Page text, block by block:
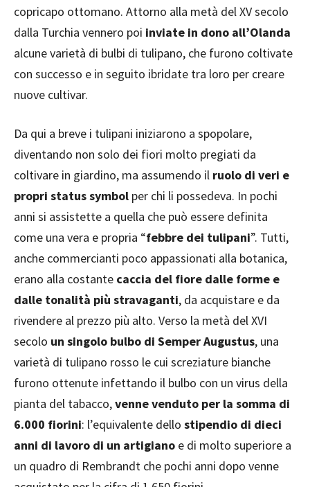
copricapo ottomano. Attorno alla metà del XV secolo
dalla Turchia vennero poi inviate in dono all’Olanda
alcune varietà di bulbi di tulipano, che furono coltivate
con successo e in seguito ibridate tra loro per creare
nuove cultivar.
Da qui a breve i tulipani iniziarono a spopolare,
diventando non solo dei fiori molto pregiati da
coltivare in giardino, ma assumendo il ruolo di veri e
propri status symbol per chi li possedeva. In pochi
anni si assistette a quella che può essere definita
come una vera e propria “febbre dei tulipani”. Tutti,
anche commercianti poco appassionati alla botanica,
erano alla costante caccia del fiore dalle forme e
dalle tonalità più stravaganti, da acquistare e da
rivendere al prezzo più alto. Verso la metà del XVI
secolo un singolo bulbo di Semper Augustus, una
varietà di tulipano rosso le cui screziature bianche
furono ottenute infettando il bulbo con un virus della
pianta del tabacco,venne venduto per la somma di
6.000 fiorini: l’equivalente dello stipendio di dieci
anni di lavoro di un artigiano e di molto superiore a
un quadro di Rembrandt che pochi anni dopo venne